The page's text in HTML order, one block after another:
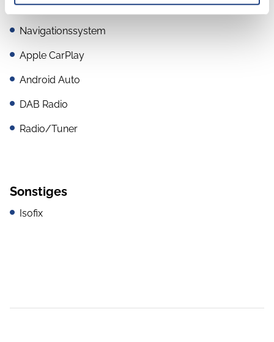
Rückfahrkamera
Navigationssystem
Apple CarPlay
Android Auto
DAB Radio
Radio/Tuner
Sonstiges
Isofix